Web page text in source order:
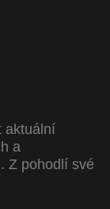
aktuální
a
Z pohodlí své